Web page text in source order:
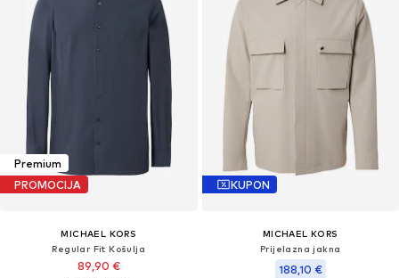
Premium
PROMOCIJA
MICHAEL KORS
Regular Fit Košulja
89,90 €
KUPON
MICHAEL KORS
Prijelazna jakna
188,10 €